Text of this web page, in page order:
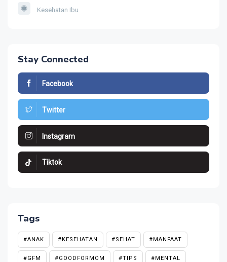
Kesehatan Ibu
Stay Connected
Facebook
Twitter
Instagram
Tiktok
Tags
#ANAK #KESEHATAN #SEHAT #MANFAAT
#GFM #GOODFORMOM #TIPS #MENTAL